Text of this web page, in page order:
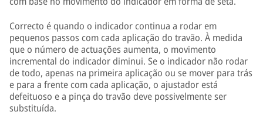
Correcto é quando o indicador continua a rodar em
pequenos passos com cada aplicação do travão. À medida
que o número de actuações aumenta, o movimento
incremental do indicador diminui. Se o indicador não rodar
de todo, apenas na primeira aplicação ou se mover para trás
e para a frente com cada aplicação, o ajustador está
defeituoso e a pinça do travão deve possivelmente ser
substituída.